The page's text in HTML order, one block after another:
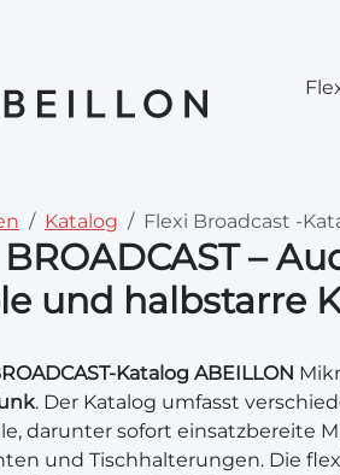
Katalog Flexi Broadcast -
BROADCAST –
und halbstarre
Katalog ABEILLON
. Der Katalog umfasst
darunter sofort einsatzbereite
und Tischhalterungen. Die